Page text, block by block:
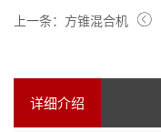
上一条：方锥混合机
详细介绍